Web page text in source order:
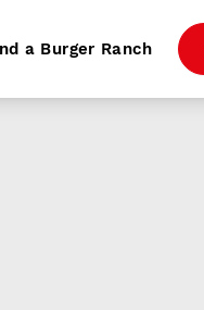
a Burger Ranch